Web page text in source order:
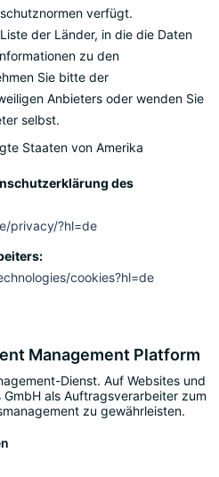
verfügt.
der Länder, in die die Daten
zu den
Sie bitte der
Anbieters oder wenden Sie
selbst.
Staaten von Amerika
des
privacy/?hl=de
cookies?hl=de
Management Platform
Dienst. Auf Websites und
als Auftragsverarbeiter zum
zu gewährleisten.